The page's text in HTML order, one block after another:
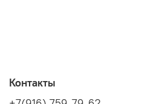
Контакты